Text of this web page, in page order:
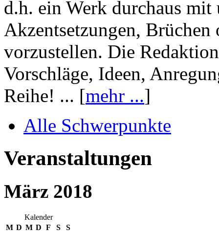
d.h. ein Werk durchaus mit
Akzentsetzungen, Brüchen
vorzustellen. Die
Vorschläge, Ideen,
Reihe! ... [mehr ...]
Alle Schwerpunkte
Veranstaltungen
März 2018
Kalender
M D M D F S
S